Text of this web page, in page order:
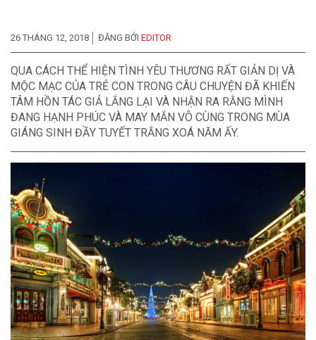
26 THÁNG 12, 2018 ĐĂNG BỞI EDITOR
QUA CÁCH THỂ HIỆN TÌNH YÊU THƯƠNG RẤT GIẢN DỊ VÀ
MỘC MẠC CỦA TRẺ CON TRONG CÂU CHUYỆN ĐÃ KHIẾN
TÂM HỒN TÁC GIẢ LẮNG LẠI VÀ NHẬN RA RẰNG MÌNH
ĐANG HẠNH PHÚC VÀ MAY MẮN VÔ CÙNG TRONG MÙA
GIÁNG SINH ĐẦY TUYẾT TRẮNG XOÁ NĂM ẤY.